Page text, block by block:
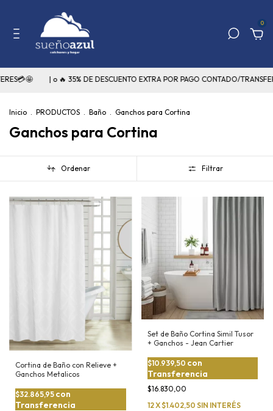
0
| o 🔥 35% DE DESCUENTO EXTRA POR PAGO CONTADO/
Inicio . PRODUCTOS . Baño . Ganchos para Cortina
Ganchos para Cortina
Ordenar Filtrar
Cortina de Baño con Relieve +
Ganchos Metalicos
$32.865,95 con
Transferencia
Set de Baño Cortina Simil Tusor
+ Ganchos - Jean Cartier
$16.830,00
$10.939,50 con
Transferencia
12X$1.402,50 SIN INTERÉS